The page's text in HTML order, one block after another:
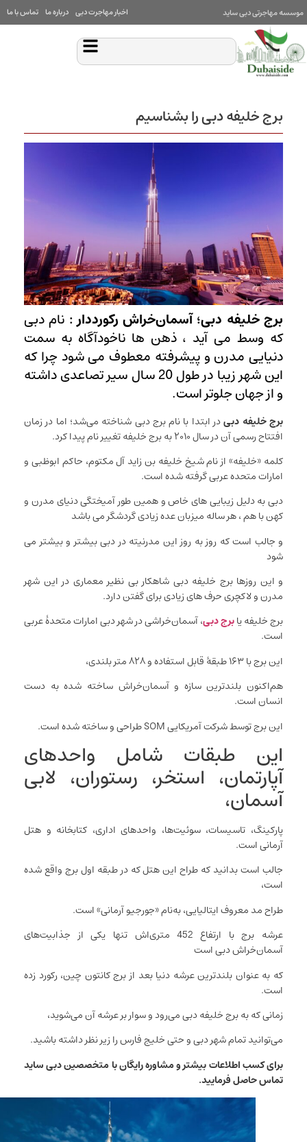
موسسه مهاجرتی دبی ساید اخبار مهاجرت دبی درباره ما تماس با ما
برج خلیفه دبی را بشناسیم
برج خلیفه دبی؛ آسمان‌خراش رکورددار : نام دبی
که وسط می آید ، ذهن ها ناخودآگاه به سمت
دنیایی مدرن و پیشرفته معطوف می شود چرا که
این شهر زیبا در طول 20 سال سیر تصاعدی داشته
و از جهان جلوتر است.
برج خلیفه دبیدر ابتدا با نام برج دبی شناخته می‌شد؛ اما در زمان
افتتاح رسمی آن در سال ۲۰۱۰ به برج خلیفه تغییر نام پیدا کرد.
کلمه «خلیفه» از نام شیخ خلیفه بن زاید آل مکتوم، حاکم ابوظبی و
امارات متحده عربی گرفته شده است.
دبی به دلیل زیبایی های خاص و همین طور آمیختگی دنیای مدرن و
کهن با هم ، هر ساله میزبان عده زیادی گردشگر می باشد
و جالب است که روز به روز این مدرنیته در دبی بیشتر و بیشتر می
شود
و این روزها برج خلیفه دبی شاهکار بی نظیر معماری در این شهر
مدرن و لاکچری حرف های زیادی برای گفتن دارد.
برج خلیفه یابرج دبی، آسمان‌خراشی در شهر دبی امارات متحدهٔ عربی
است.
این برج با ۱۶۳ طبقهٔ قابل استفاده و ۸۲۸ متر بلندی،
هم‌اکنون بلندترین سازه و آسمان‌خراش ساخته شده به دست
انسان است.
این برج توسط شرکت آمریکایی SOM طراحی و ساخته شده است.
این طبقات شامل واحدهای
آپارتمان‌، استخر، رستوران، لابی
آسمان،
پارکینگ، تاسیسات، سوئیت‌ها، واحدهای اداری، کتابخانه و هتل
آرمانی است.
جالب است بدانید که طراح این هتل که در طبقه اول برج واقع شده
است،
طراح مد معروف ایتالیایی، به‌نام «جورجیو آرمانی» است.
عرشه برج با ارتفاع 452 متری‌اش تنها یکی از جذابیت‌های
آسمان‌خراش دبی است
که به عنوان بلندترین عرشه دنیا بعد از برج کانتون چین، رکورد زده
است.
زمانی که به برج خلیفه دبی می‌رود و سوار بر عرشه آن می‌شوید،
می‌توانید تمام شهر دبی و حتی خلیج فارس را زیر نظر داشته باشید.
برای کسب اطلاعات بیشتر و مشاوره رایگان با متخصصین دبی ساید
تماس حاصل فرمایید.